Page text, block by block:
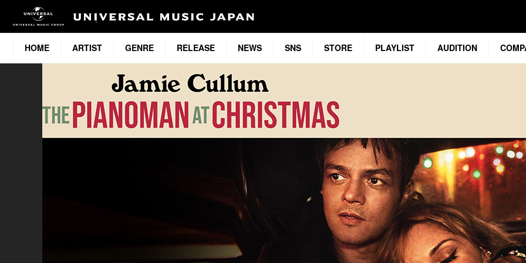
HOME ARTIST GENRE RELEASE NEWS SNS STORE PLAYLIST AUDITION